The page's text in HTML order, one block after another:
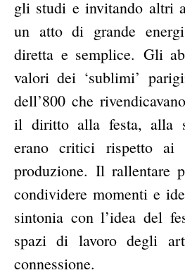
gli studi e invitando altri
un atto di grande
diretta e semplice. Gli
valori dei ‘sublimi’
dell’800 che
il diritto alla festa, alla
erano critici rispetto ai
produzione. Il rallentare
condividere momenti e
sintonia con l’idea del
spazi di lavoro degli
connessione.